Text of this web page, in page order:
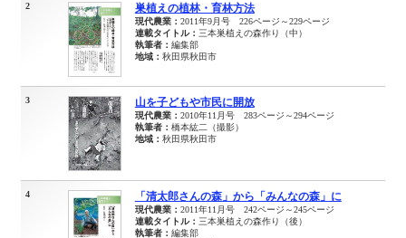
2 巣植えの植林・育林方法
現代農業： 2011年9月号 226ページ～229ページ
連載タイトル： 三本巣植えの森作り（中）
執筆者： 編集部
地域： 秋田県秋田市
3 山を子どもや市民に開放
現代農業： 2010年11月号 283ページ～294ページ
執筆者： 橋本紘二（撮影）
地域： 秋田県秋田市
4 「清太郎さんの森」から「みんなの森」に
現代農業： 2011年11月号 242ページ～245ページ
連載タイトル： 三本巣植えの森作り（後）
執筆者： 編集部